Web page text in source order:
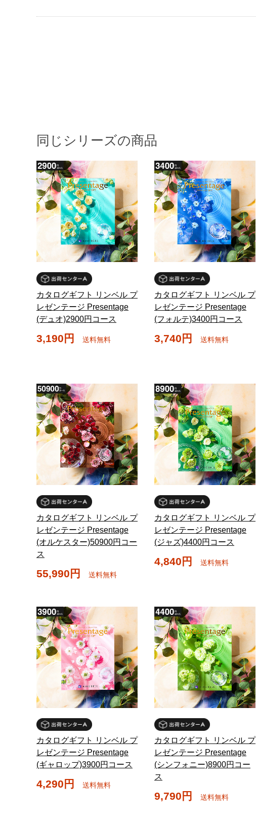
同じシリーズの商品
カタログギフト リンベル プ
レゼンテージ Presentage
(デュオ)2900円コース
3,190円 送料無料
カタログギフト リンベル プ
レゼンテージ Presentage
(フォルテ)3400円コース
3,740円 送料無料
カタログギフト リンベル プ
レゼンテージ Presentage
(オルケスター)50900円コー
ス
55,990円 送料無料
カタログギフト リンベル プ
レゼンテージ Presentage
(ジャズ)4400円コース
4,840円 送料無料
カタログギフト リンベル プ
レゼンテージ Presentage
(ギャロップ)3900円コース
4,290円 送料無料
カタログギフト リンベル プ
レゼンテージ Presentage
(シンフォニー)8900円コー
ス
9,790円 送料無料